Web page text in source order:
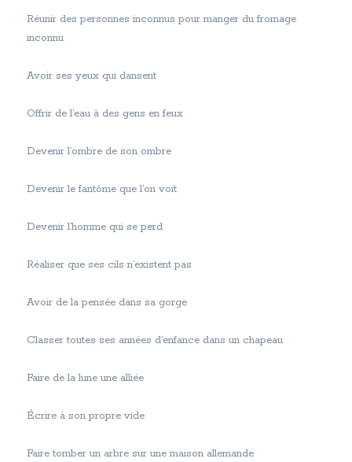
Réunir des personnes inconnus pour manger du fromage
inconnu
Avoir ses yeux qui dansent
Offrir de l’eau à des gens en feux
Devenir l’ombre de son ombre
Devenir le fantôme que l’on voit
Devenir l’homme qui se perd
Réaliser que ses cils n’existent pas
Avoir de la pensée dans sa gorge
Classer toutes ses années d’enfance dans un chapeau
Faire de la lune une alliée
Écrire à son propre vide
Faire tomber un arbre sur une maison allemande